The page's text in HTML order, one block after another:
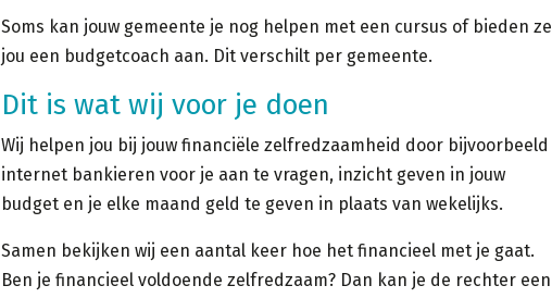
Soms kan jouw gemeente je nog helpen met een cursus of bieden ze
jou een budgetcoach aan. Dit verschilt per gemeente.
Dit is wat wij voor je doen
Wij helpen jou bij jouw financiële zelfredzaamheid door bijvoorbeeld
internet bankieren voor je aan te vragen, inzicht geven in jouw
budget en je elke maand geld te geven in plaats van wekelijks.
Samen bekijken wij een aantal keer hoe het financieel met je gaat.
Ben je financieel voldoende zelfredzaam? Dan kan je de rechter een